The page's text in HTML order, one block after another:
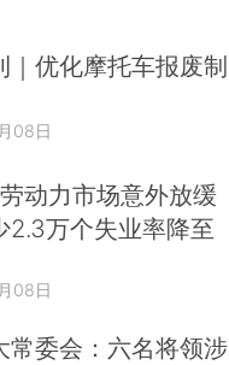
｜优化摩托车报废制
08日
动力市场意外放缓
2.3万个失业率降至
08日
常委会：六名将领涉